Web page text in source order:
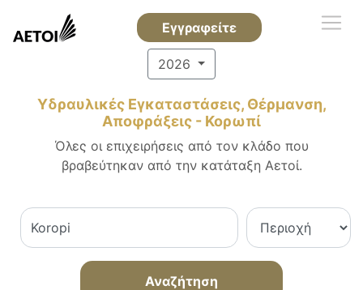
Εγγραφείτε
2026
Υδραυλικές Εγκαταστάσεις, Θέρμανση,
Αποφράξεις - Κορωπί
Όλες οι επιχειρήσεις από τον κλάδο που
βραβεύτηκαν από την κατάταξη Αετοί.
Αναζήτηση